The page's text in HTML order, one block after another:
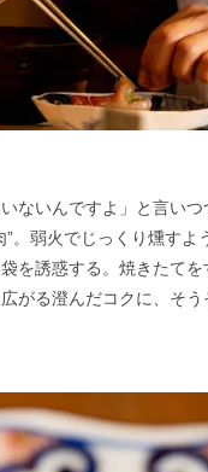
ないんですよ」と言い
。弱火でじっくり燻す
を誘惑する。焼きたて
がる澄んだコクに、そ